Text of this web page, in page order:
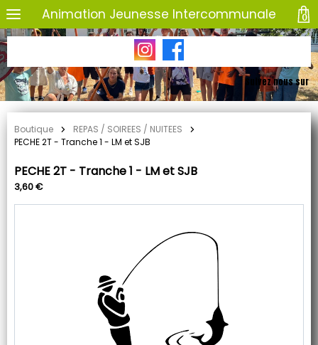
Animation Jeunesse Intercommunale
Suivez nous sur
Boutique
REPAS / SOIREES / NUITEES
PECHE 2T - Tranche 1 - LM et SJB
PECHE 2T - Tranche 1 - LM et SJB
3,60 €
0